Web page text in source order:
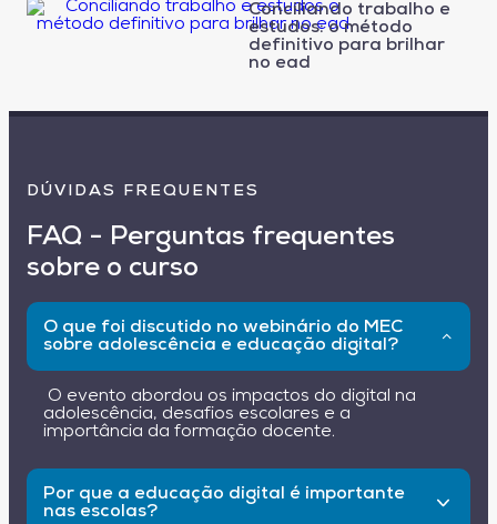
Conciliando trabalho e
estudos: o método
definitivo para brilhar
no ead
DÚVIDAS FREQUENTES
FAQ - Perguntas frequentes
sobre o curso
O que foi discutido no webinário do MEC
sobre adolescência e educação digital?
O evento abordou os impactos do digital na
adolescência, desafios escolares e a
importância da formação docente.
Por que a educação digital é importante
nas escolas?